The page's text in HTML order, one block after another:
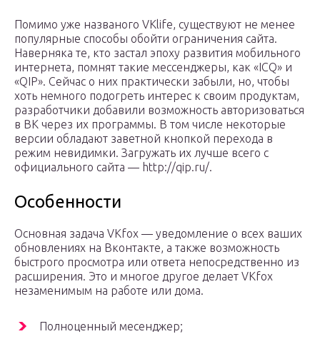
Помимо уже названого VKlife, существуют не менее
популярные способы обойти ограничения сайта.
Наверняка те, кто застал эпоху развития мобильного
интернета, помнят такие мессенджеры, как «ICQ» и
«QIP». Сейчас о них практически забыли, но, чтобы
хоть немного подогреть интерес к своим продуктам,
разработчики добавили возможность авторизоваться
в ВК через их программы. В том числе некоторые
версии обладают заветной кнопкой перехода в
режим невидимки. Загружать их лучше всего с
официального сайта — http://qip.ru/.
Особенности
Основная задача VKfox — уведомление о всех ваших
обновлениях на Вконтакте, а также возможность
быстрого просмотра или ответа непосредственно из
расширения. Это и многое другое делает VKfox
незаменимым на работе или дома.
Полноценный месенджер;